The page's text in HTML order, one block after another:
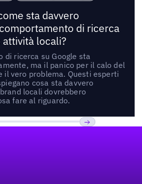
sta davvero
di ricerca
locali?
di ricerca su Google sta
ma il panico per il calo del
il vero problema. Questi esperti
cosa sta davvero
locali dovrebbero
fare al riguardo.